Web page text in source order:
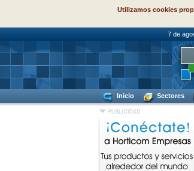
Utilizamos cookies
7
Inicio Sectores